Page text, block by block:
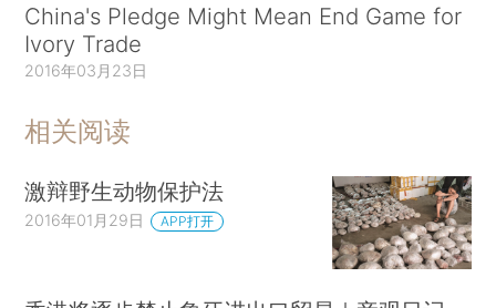
China's Pledge Might Mean End Game for
Ivory Trade
2016年03月23日
相关阅读
激辩野生动物保护法
2016年01月29日 APP打开